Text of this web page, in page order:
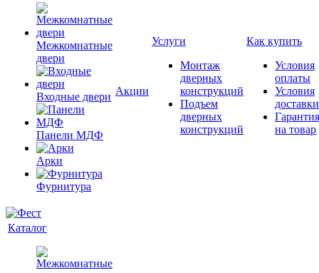
Межкомнатные
двери
Входные двери
Панели МДФ
Арки
Фурнитура
Акции
Услуги
Монтаж
дверных
конструкций
Подъем
дверных
конструкций
Как купить
Условия
оплаты
Условия
доставки
Гарантия
на товар
Каталог